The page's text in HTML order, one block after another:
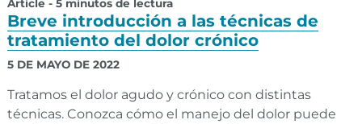
Article - 5 minutos de lectura
Breve introducción a las técnicas de
tratamiento del dolor crónico
5 DE MAYO DE 2022
Tratamos el dolor agudo y crónico con distintas
técnicas. Conozca cómo el manejo del dolor puede